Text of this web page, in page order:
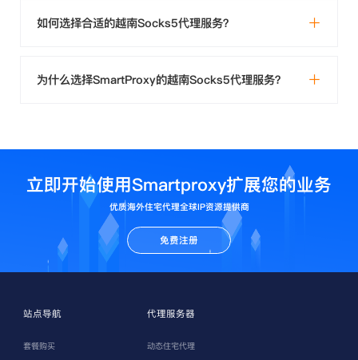
如何选择合适的越南Socks5代理服务？
为什么选择SmartProxy的越南Socks5代理服务？
立即开始使用Smartproxy扩展您的业务
优质海外住宅代理全球IP资源提供商
免费注册
站点导航
套餐购买
代理服务器
动态住宅代理